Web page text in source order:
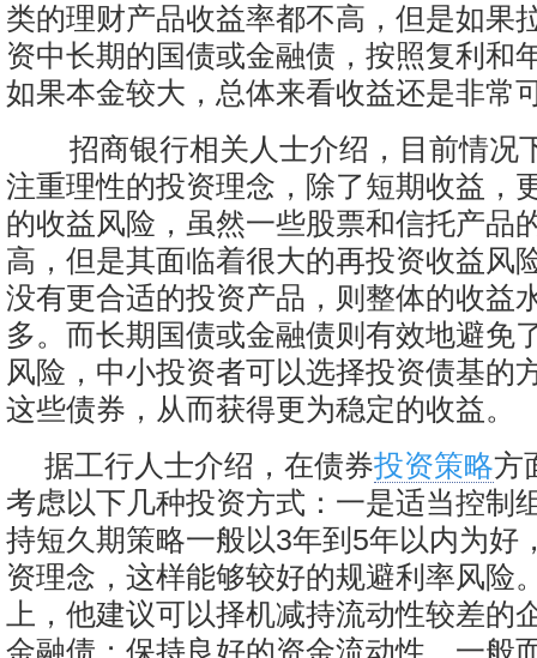
类的理财产品收益率都不高，但是如果
资中长期的国债或金融债，按照复利和
如果本金较大，总体来看收益还是非常
招商银行相关人士介绍，目前情况
注重理性的投资理念，除了短期收益，
的收益风险，虽然一些股票和信托产品
高，但是其面临着很大的再投资收益风
没有更合适的投资产品，则整体的收益
多。而长期国债或金融债则有效地避免
风险，中小投资者可以选择投资债基的
这些债券，从而获得更为稳定的收益。
据工行人士介绍，在债券投资策略方
考虑以下几种投资方式：一是适当控制
持短久期策略一般以3年到5年以内为好
资理念，这样能够较好的规避利率风险
上，他建议可以择机减持流动性较差的
金融债；保持良好的资金流动性。一般